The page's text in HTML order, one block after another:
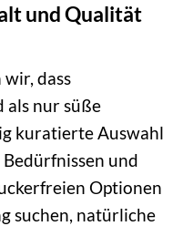
und Qualität
dass
als nur süße
kuratierte Auswahl
und
Optionen
suchen, natürliche